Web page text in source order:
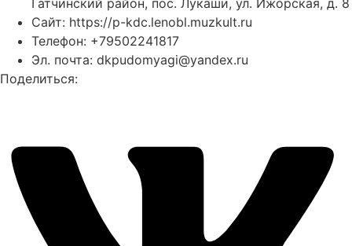
Сайт: https://p-kdc.lenobl.muzkult.ru
Телефон: +79502241817
Эл. почта: dkpudomyagi@yandex.ru
Поделиться: